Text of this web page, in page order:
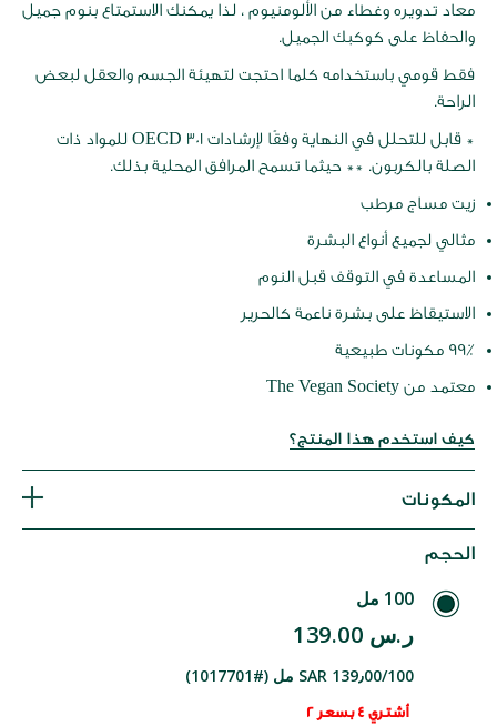
معاد تدويره وغطاء من الألومنيوم ، لذا يمكنك الاستمتاع بنوم جميل
والحفاظ على كوكبك الجميل.
فقط قومي باستخدامه كلما احتجت لتهيئة الجسم والعقل لبعض
الراحة.
* قابل للتحلل في النهاية وفقًا لإرشادات OECD 301 للمواد ذات
الصلة بالكربون. ** حيثما تسمح المرافق المحلية بذلك.
زيت مساج مرطب
مثالي لجميع أنواع البشرة
المساعدة في التوقف قبل النوم
الاستيقاظ على بشرة ناعمة كالحرير
99٪ مكونات طبيعية
معتمد من The Vegan Society
كيف استخدم هذا المنتج؟
المكونات
الحجم
100 مل
ر.س 139.00
SAR 139٫00/100 مل (#1017701)
أشتري 4 بسعر 2